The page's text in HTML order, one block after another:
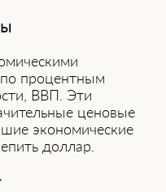
процентным
ВВП. Эти
ценовые
экономические
доллар.